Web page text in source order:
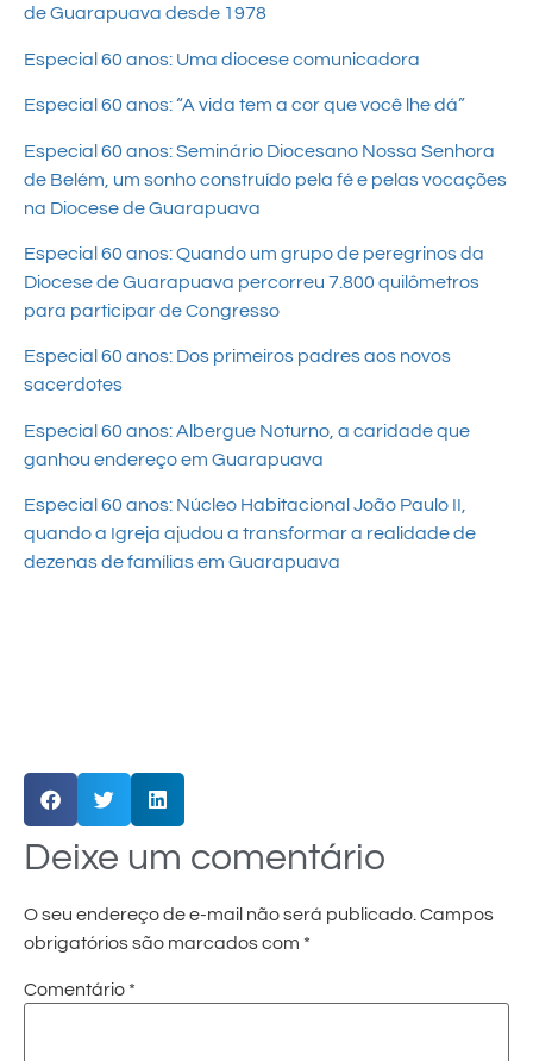
de Guarapuava desde 1978
Especial 60 anos: Uma diocese comunicadora
Especial 60 anos: “A vida tem a cor que você lhe dá”
Especial 60 anos: Seminário Diocesano Nossa Senhora
de Belém, um sonho construído pela fé e pelas vocações
na Diocese de Guarapuava
Especial 60 anos: Quando um grupo de peregrinos da
Diocese de Guarapuava percorreu 7.800 quilômetros
para participar de Congresso
Especial 60 anos: Dos primeiros padres aos novos
sacerdotes
Especial 60 anos: Albergue Noturno, a caridade que
ganhou endereço em Guarapuava
Especial 60 anos: Núcleo Habitacional João Paulo II,
quando a Igreja ajudou a transformar a realidade de
dezenas de famílias em Guarapuava
Deixe um comentário
O seu endereço de e-mail não será publicado. Campos
obrigatórios são marcados com *
Comentário *